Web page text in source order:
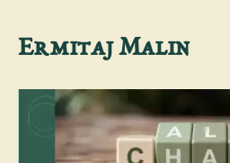
Aller
contenu
Ermitaj Malin